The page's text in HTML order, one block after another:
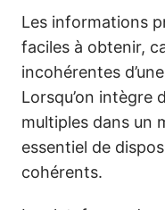
Les informations
faciles à obtenir,
incohérentes
Lorsqu’on intègre
multiples dans un
essentiel de
cohérents.